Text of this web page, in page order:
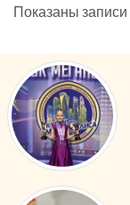
Показаны записи